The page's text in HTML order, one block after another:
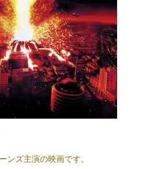
ンズ主演の映画です。